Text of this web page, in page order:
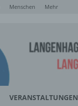
Menschen Mehr
VERANSTALTUNGEN